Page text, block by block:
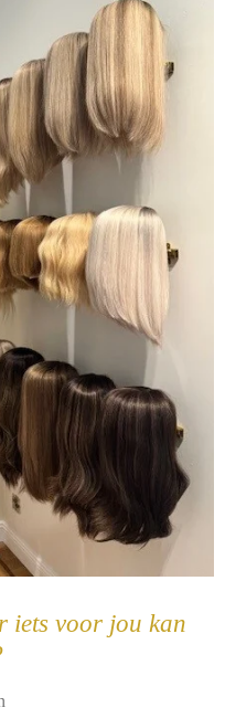
iets voor jou kan